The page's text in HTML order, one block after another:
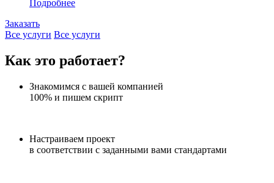
Подробнее
Заказать
Все услуги Все услуги
Как это работает?
Знакомимся с вашей компанией
100% и пишем скрипт
Настраиваем проект
в соответствии с заданными вами стандартами